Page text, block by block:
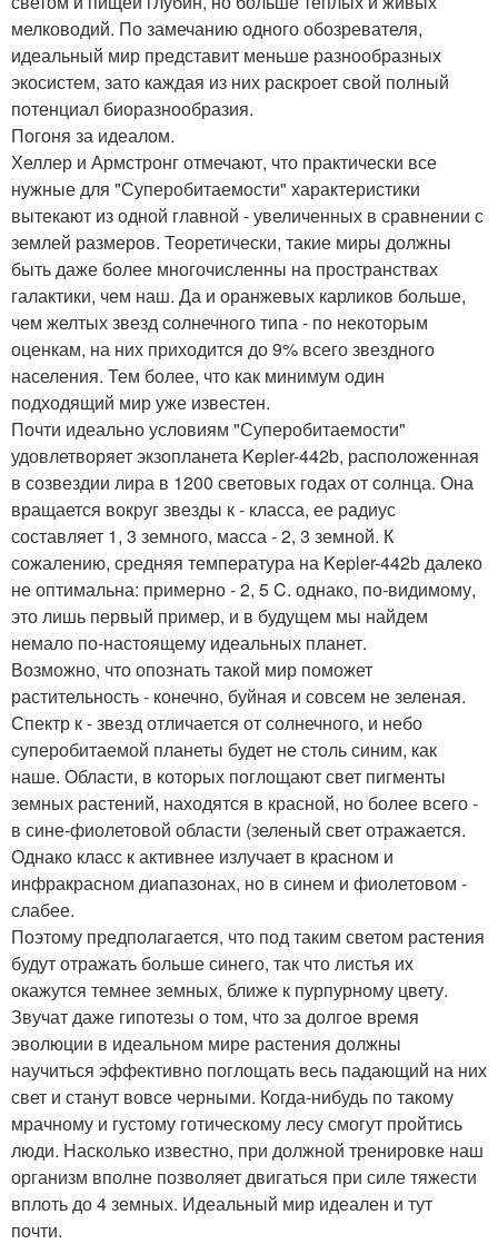
мелководий. По замечанию одного обозревателя,
идеальный мир представит меньше разнообразных
экосистем, зато каждая из них раскроет свой полный
потенциал биоразнообразия.
Погоня за идеалом.
Хеллер и Армстронг отмечают, что практически все
нужные для "Суперобитаемости" характеристики
вытекают из одной главной - увеличенных в сравнении с
землей размеров. Теоретически, такие миры должны
быть даже более многочисленны на пространствах
галактики, чем наш. Да и оранжевых карликов больше,
чем желтых звезд солнечного типа - по некоторым
оценкам, на них приходится до 9% всего звездного
населения. Тем более, что как минимум один
подходящий мир уже известен.
Почти идеально условиям "Суперобитаемости"
удовлетворяет экзопланета Kepler-442b, расположенная
в созвездии лира в 1200 световых годах от солнца. Она
вращается вокруг звезды к - класса, ее радиус
составляет 1, 3 земного, масса - 2, 3 земной. К
сожалению, средняя температура на Kepler-442b далеко
не оптимальна: примерно - 2, 5 C. однако, по-видимому,
это лишь первый пример, и в будущем мы найдем
немало по-настоящему идеальных планет.
Возможно, что опознать такой мир поможет
растительность - конечно, буйная и совсем не зеленая.
Спектр к - звезд отличается от солнечного, и небо
суперобитаемой планеты будет не столь синим, как
наше. Области, в которых поглощают свет пигменты
земных растений, находятся в красной, но более всего -
в сине-фиолетовой области (зеленый свет отражается.
Однако класс к активнее излучает в красном и
инфракрасном диапазонах, но в синем и фиолетовом -
слабее.
Поэтому предполагается, что под таким светом растения
будут отражать больше синего, так что листья их
окажутся темнее земных, ближе к пурпурному цвету.
Звучат даже гипотезы о том, что за долгое время
эволюции в идеальном мире растения должны
научиться эффективно поглощать весь падающий на них
свет и станут вовсе черными. Когда-нибудь по такому
мрачному и густому готическому лесу смогут пройтись
люди. Насколько известно, при должной тренировке наш
организм вполне позволяет двигаться при силе тяжести
вплоть до 4 земных. Идеальный мир идеален и тут
почти.